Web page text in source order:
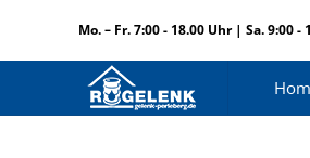
Mo. – Fr. 7:00 - 18.00 Uhr | Sa. 9:00 -